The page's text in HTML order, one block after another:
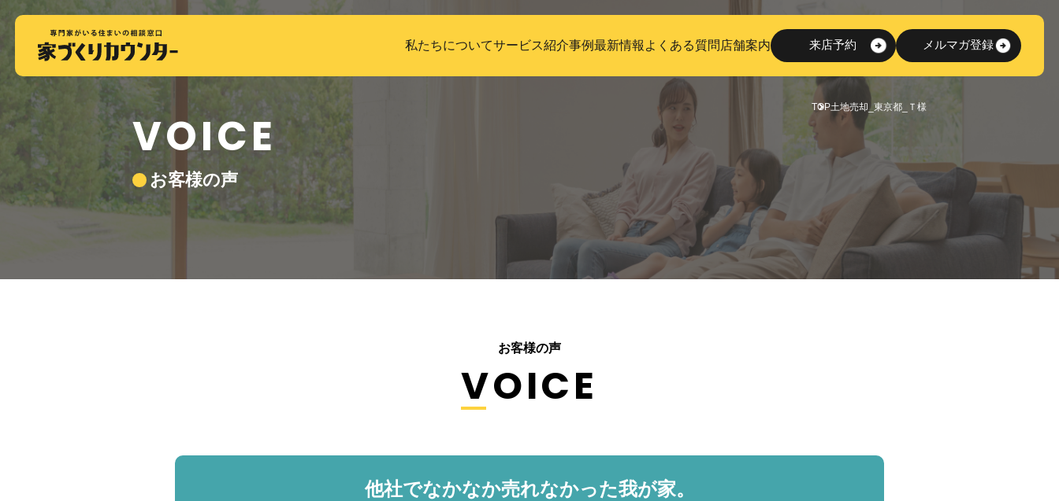
私たちについてサービス紹介事例最新情報 よくある質問 店舗案内 来店予約 メルマガ登録
TOP土地売却_東京都_Ｔ様
VOICE
お客様の声
お客様の声
VOICE
他社でなかなか売れなかった我が家。